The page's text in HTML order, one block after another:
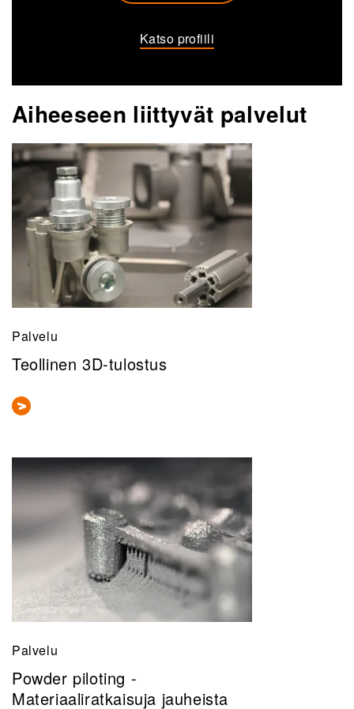
Katso profiili
Aiheeseen liittyvät palvelut
Palvelu
Teollinen 3D-tulostus
Palvelu
Powder piloting -
Materiaaliratkaisuja jauheista